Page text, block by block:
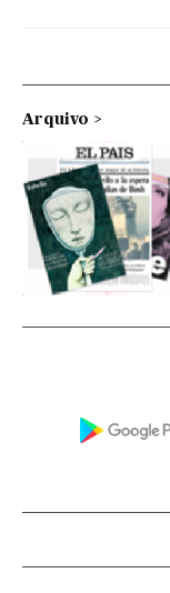
Arquivo